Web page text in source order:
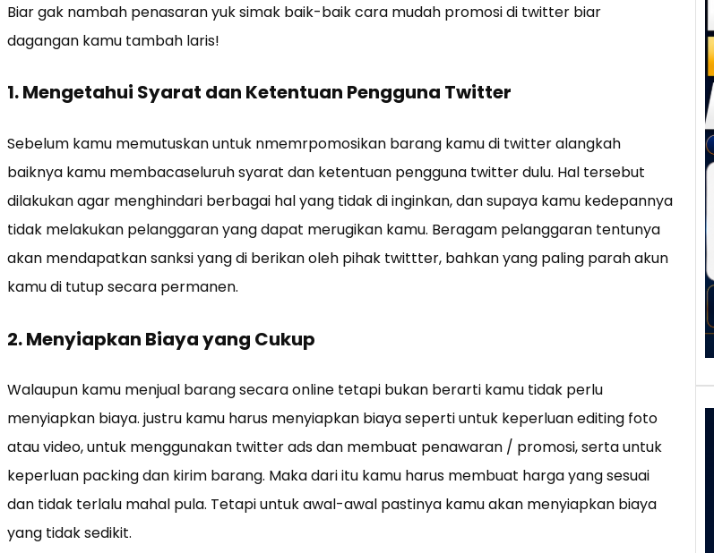
Biar gak nambah penasaran yuk simak baik-baik cara mudah promosi di twitter biar
dagangan kamu tambah laris!
1. Mengetahui Syarat dan Ketentuan Pengguna Twitter
Sebelum kamu memutuskan untuk nmemrpomosikan barang kamu di twitter alangkah
baiknya kamu membacaseluruh syarat dan ketentuan pengguna twitter dulu. Hal tersebut
dilakukan agar menghindari berbagai hal yang tidak di inginkan, dan supaya kamu kedepannya
tidak melakukan pelanggaran yang dapat merugikan kamu. Beragam pelanggaran tentunya
akan mendapatkan sanksi yang di berikan oleh pihak twittter, bahkan yang paling parah akun
kamu di tutup secara permanen.
2. Menyiapkan Biaya yang Cukup
Walaupun kamu menjual barang secara online tetapi bukan berarti kamu tidak perlu
menyiapkan biaya. justru kamu harus menyiapkan biaya seperti untuk keperluan editing foto
atau video, untuk menggunakan twitter ads dan membuat penawaran / promosi, serta untuk
keperluan packing dan kirim barang. Maka dari itu kamu harus membuat harga yang sesuai
dan tidak terlalu mahal pula. Tetapi untuk awal-awal pastinya kamu akan menyiapkan biaya
yang tidak sedikit.